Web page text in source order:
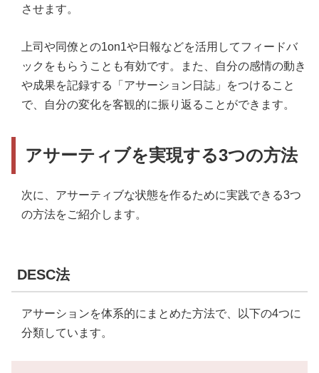
させます。
上司や同僚との1on1や日報などを活用してフィードバ
ックをもらうことも有効です。また、自分の感情の動き
や成果を記録する「アサーション日誌」をつけること
で、自分の変化を客観的に振り返ることができます。
アサーティブを実現する3つの方法
次に、アサーティブな状態を作るために実践できる3つ
の方法をご紹介します。
DESC法
アサーションを体系的にまとめた方法で、以下の4つに
分類しています。